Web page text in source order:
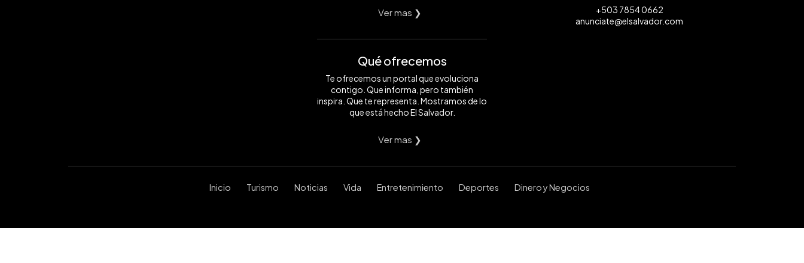
Ver mas ❯
Qué ofrecemos
Te ofrecemos un portal que evoluciona
contigo. Que informa, pero también
inspira. Que te representa. Mostramos de lo
que está hecho El Salvador.
Ver mas ❯
+503 7854 0662
anunciate@elsalvador.com
Inicio Turismo Noticias Vida Entretenimiento Deportes Dinero y Negocios